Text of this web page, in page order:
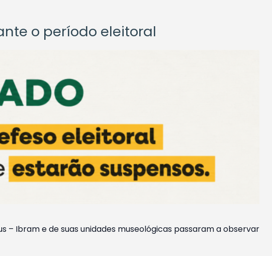
o período eleitoral
– Ibram e de suas unidades museológicas passaram a observar